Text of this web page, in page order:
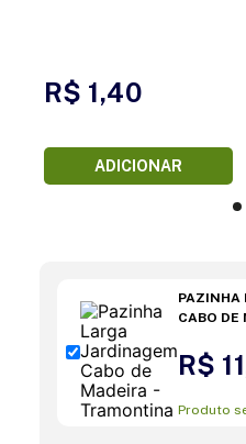
R$ 1,40
ADICIONAR
PAZINHA
CABO DE
R$
Produto